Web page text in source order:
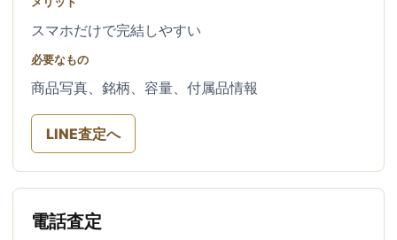
スマホだけで完結しやすい
必要なもの
商品写真、銘柄、容量、付属品情報
LINE査定へ
電話査定